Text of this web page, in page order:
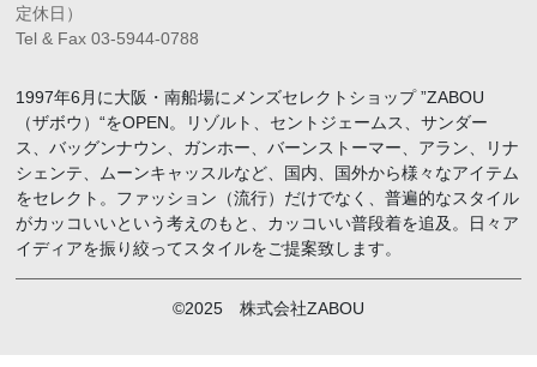
定休日）
Tel & Fax 03-5944-0788
1997年6月に大阪・南船場にメンズセレクトショップ ”ZABOU
（ザボウ）“をOPEN。リゾルト、セントジェームス、サンダー
ス、バッグンナウン、ガンホー、バーンストーマー、アラン、リナ
シェンテ、ムーンキャッスルなど、国内、国外から様々なアイテム
をセレクト。ファッション（流行）だけでなく、普遍的なスタイル
がカッコいいという考えのもと、カッコいい普段着を追及。日々ア
イディアを振り絞ってスタイルをご提案致します。
©2025 株式会社ZABOU